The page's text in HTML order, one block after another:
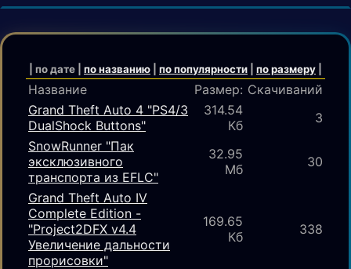
| по дате | по названию по популярности по размеру
Название Размер: Скачиваний
Grand Theft Auto 4 "PS4/3
DualShock Buttons"
314.54
Кб
3
SnowRunner "Пак
эксклюзивного
транспорта из EFLC"
32.95
Мб
30
Grand Theft Auto IV
Complete Edition -
"Project2DFX v4.4
Увеличение дальности
прорисовки"
169.65
Кб
338